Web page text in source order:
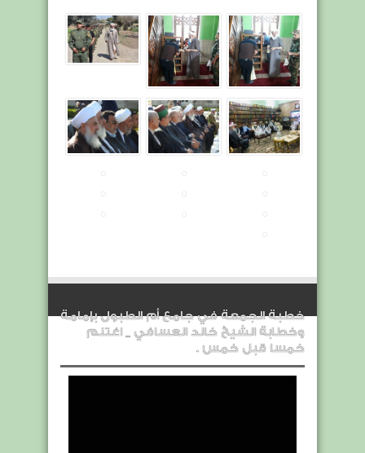
خطبة الجمعة في جامع أم الطبول بإمامة
وخطابة الشيخ خالد العسافي _ اغتنم
خمسا قبل خمس .